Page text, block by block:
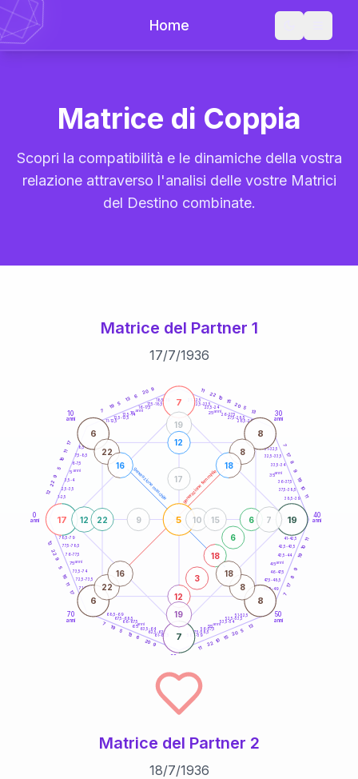
Home
Matrice di Coppia
Scopri la compatibilità e le dinamiche della vostra
relazione attraverso l'analisi delle vostre Matrici
del Destino combinate.
Matrice del Partner 1
17/7/1936
generazione maschile generazione femminile
0
anni
10
anni
30
anni
40
anni
50
anni
60
70
anni
1-2,5
2,5-3,5
3,5-4
6-7,5
7,5-8,5
8,5-9
11-12,5
12,5-13,5
13,5-14
16-17,5
17,5-18,5
18,5-19
21-22,5
22,5-23,5
23,5-24
26-27,5
27,5-28,5
28,5-29
31-32,5
32,5-33,5
33,5-34
36-37,5
37,5-38,5
38,5-39
41-42,5
42,5-43,5
43,5-44
46-47,5
47,5-48,5
48,5-49
51-52,5
52,5-53,5
53,5-54
56-57,5
57,5-58,5
58,5-59
61-62,5
62,5-63,5
63,5-64
66-67,5
67,5-68,5
68,5-69
71-72,5
72,5-73,5
73,5-74
76-77,5
77,5-78,5
78,5-79
12
22
9
5
16
11
17
7
19 5
13
6
20 9 11
22 10
15
20 5
13
7
17
8
9
19
10
11
11
10
19
9
8
17
7
13
5
20
15
10
22
11
9
20
6
13
5
19
7
17
11
16
5
9
22
12
17
7
19
7
5
6 8
6 8
12
3
18
6
6
12
19
7
19
22
12
10 15
9
17
22
16
8
18
22
16
8
18
5anni
15 anni 25anni
35anni
45anni
55anni
65anni
75anni
Matrice del Partner 2
18/7/1936